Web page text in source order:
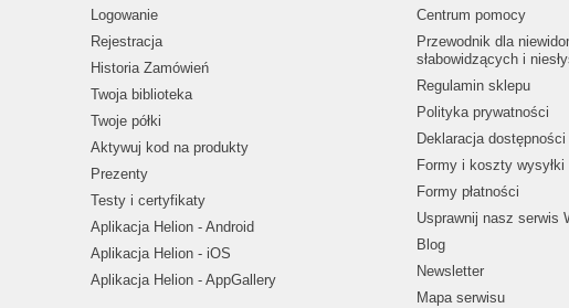
Logowanie
Rejestracja
Historia Zamówień
Twoja biblioteka
Twoje półki
Aktywuj kod na produkty
Prezenty
Testy i certyfikaty
Aplikacja Helion - Android
Aplikacja Helion - iOS
Aplikacja Helion - AppGallery
Centrum pomocy
Przewodnik dla
słabowidzących i
Regulamin sklepu
Polityka prywatności
Deklaracja dostępności
Formy i koszty wysyłki
Formy płatności
Usprawnij nasz serwis
Blog
Newsletter
Mapa serwisu